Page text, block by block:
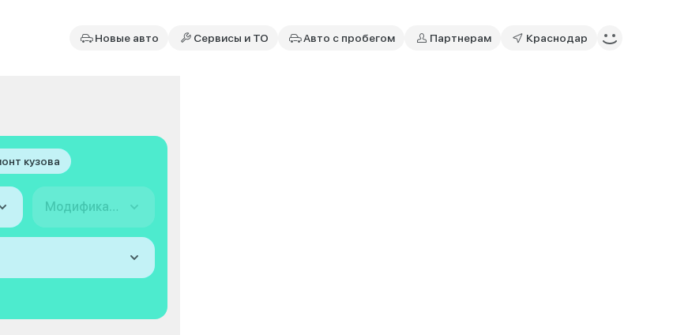
Новые авто Сервисы и ТО Авто с пробегом Партнерам Краснодар
кузова
Модификация